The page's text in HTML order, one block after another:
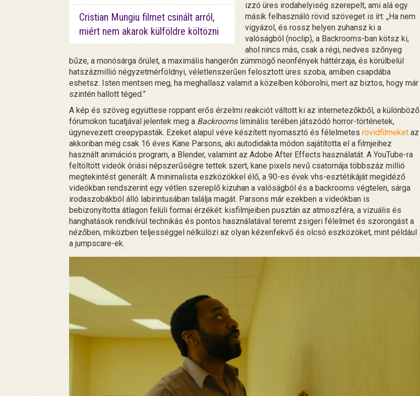
Cristian Mungiu filmet csinált arról,
miért nem akarok külföldre költözni
izzó üres irodahelyiség szerepelt, ami alá egy
másik felhasználó rövid szöveget is írt: „Ha nem
vigyázol, és rossz helyen zuhansz ki a
valóságból (noclip), a Backrooms-ban kötsz ki,
ahol nincs más, csak a régi, nedves szőnyeg
bűze, a monósárga őrület, a maximális hangerőn zümmögő neonfények háttérzaja, és körülbelül
hatszázmillió négyzetmérföldnyi, véletlenszerűen felosztott üres szoba, amiben csapdába
eshetsz. Isten mentsen meg, ha meghallasz valamit a közelben kóborolni, mert az biztos, hogy már
szintén hallott téged.”
A kép és szöveg együttese roppant erős érzelmi reakciót váltott ki az internetezőkből, a különböző
fórumokon tucatjával jelentek meg a Backroomsliminális terében játszódó horror-történetek,
úgynevezett creepypasták. Ezeket alapul véve készített nyomasztó és félelmetes rövidfilmeket az
akkoriban még csak 16 éves Kane Parsons, aki autodidakta módon sajátította el a filmjeihez
használt animációs program, a Blender, valamint az Adobe After Effects használatát. A YouTube-ra
feltöltött videók óriási népszerűségre tettek szert, kane pixels nevű csatornája többszáz millió
megtekintést generált. A minimalista eszközökkel élő, a 90-es évek vhs-esztétikáját megidéző
videókban rendszerint egy vétlen szereplő kizuhan a valóságból és a backrooms végtelen, sárga
irodaszobákból álló labirintusában találja magát. Parsons már ezekben a videókban is
bebizonyította átlagon felüli formai érzékét: kisfilmjeiben pusztán az atmoszféra, a vizuális és
hanghatások rendkívül technikás és pontos használatával teremt zsigeri félelmet és szorongást a
nézőben, miközben teljességgel nélkülözi az olyan kézenfekvő és olcsó eszközöket, mint például
a jumpscare-ek.